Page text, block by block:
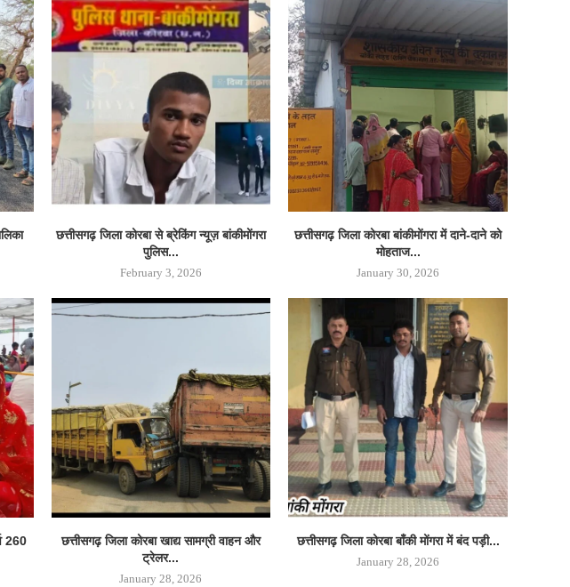
छत्तीसगढ़ जिला कोरबा से ब्रेकिंग न्यूज़ बांकीमोंगरा
पुलिस...
February 3, 2026
छत्तीसगढ़ जिला कोरबा बांकीमोंगरा में दाने-दाने को
मोहताज...
January 30, 2026
260
छत्तीसगढ़ जिला कोरबा खाद्य सामग्री वाहन और
ट्रेलर...
January 28, 2026
छत्तीसगढ़ जिला कोरबा बाँकी मोंगरा में बंद पड़ी...
January 28, 2026